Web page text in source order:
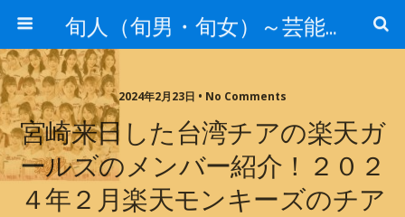
旬人（旬男・旬女）～芸能界等から旬な人・歌等の情報～
2024年2月23日 • No Comments
宮崎来日した台湾チアの楽天ガ
ールズのメンバー紹介！２０２
４年２月楽天モンキーズのチア